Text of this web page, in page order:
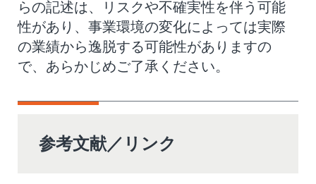
らの記述は、リスクや不確実性を伴う可能
性があり、事業環境の変化によっては実際
の業績から逸脱する可能性がありますの
で、あらかじめご了承ください。
参考文献／リンク